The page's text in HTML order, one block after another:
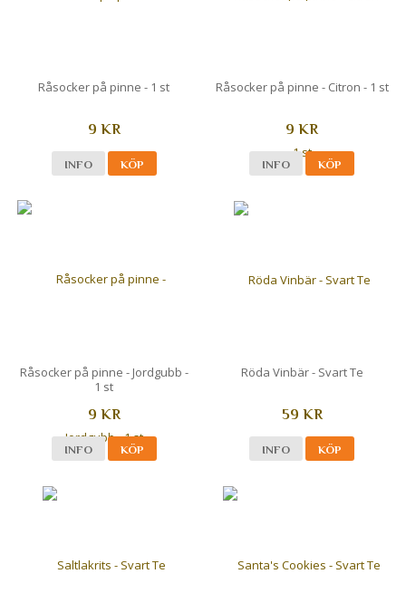
Råsocker på pinne - 1 st
9 KR
INFO KÖP
Råsocker på pinne - Citron - 1 st
9 KR
INFO KÖP
Råsocker på pinne - Jordgubb -
1 st
9 KR
INFO KÖP
Röda Vinbär - Svart Te
59 KR
INFO KÖP